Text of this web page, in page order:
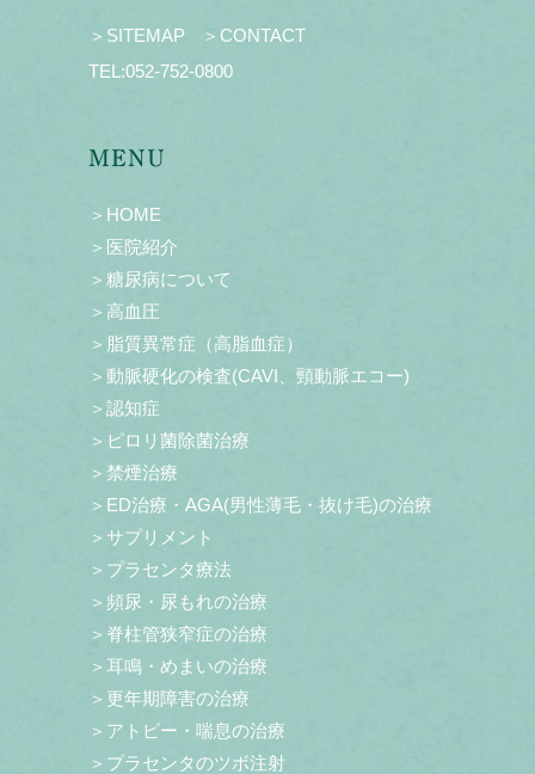
＞SITEMAP
＞CONTACT
TEL:052-752-0800
MENU
＞HOME
＞医院紹介
＞糖尿病について
＞高血圧
＞脂質異常症（高脂血症）
＞動脈硬化の検査(CAVI、頸動脈エコー)
＞認知症
＞ピロリ菌除菌治療
＞禁煙治療
＞ED治療・AGA(男性薄毛・抜け毛)の治療
＞サプリメント
＞プラセンタ療法
＞頻尿・尿もれの治療
＞脊柱管狭窄症の治療
＞耳鳴・めまいの治療
＞更年期障害の治療
＞アトピー・喘息の治療
＞プラセンタのツボ注射